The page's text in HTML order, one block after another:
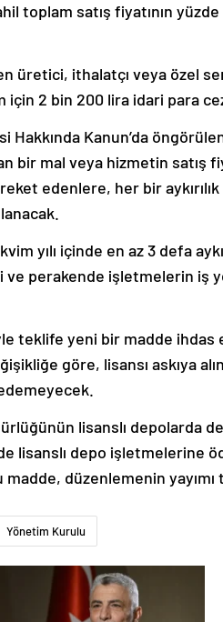
toplam satış fiyatının yüzde
üretici, ithalatçı veya özel
için 2 bin 200 lira idari para
Hakkında Kanun’da
bir mal veya hizmetin satış
edenlere, her bir
yılı içinde en az 3 defa
ve perakende işletmelerin iş
teklife yeni bir madde ihdas
göre, lisansı askıya
lisanslı depolarda
lisanslı depo işletmelerine
düzenlemenin
Yönetim Kurulu